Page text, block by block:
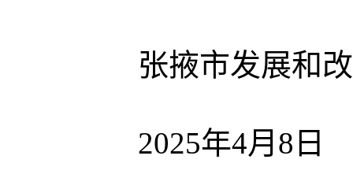
张掖市发展和
2025年4月 8 日